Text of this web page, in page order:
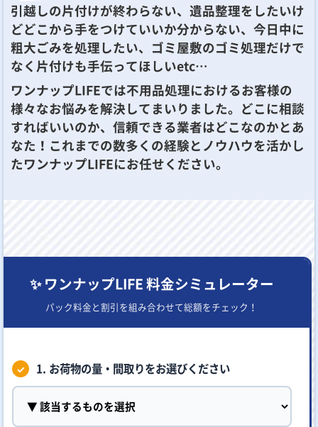
引越しの片付けが終わらない、遺品整理をしたいけ
どどこから手をつけていいか分からない、今日中に
粗大ごみを処理したい、ゴミ屋敷のゴミ処理だけで
なく片付けも手伝ってほしいetc…
ワンナップLIFEでは不用品処理におけるお客様の
様々なお悩みを解決してまいりました。どこに相談
すればいいのか、信頼できる業者はどこなのかとあ
なた！これまでの数多くの経験とノウハウを活かし
たワンナップLIFEにお任せください。
✨ ワンナップLIFE 料金シミュレーター
パック料金と割引を組み合わせて総額をチェック！
1. お荷物の量・間取りをお選びください